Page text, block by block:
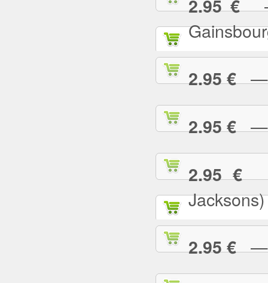
2.95 €—
2.95 €—
2.95 €—
2.95 €—
Jacksons)
2.95 €—